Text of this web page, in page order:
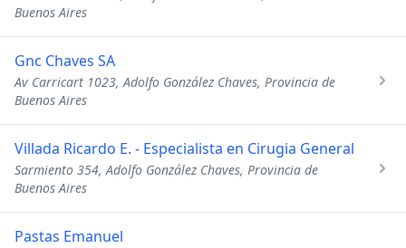
Buenos Aires
Gnc Chaves SA
Av Carricart 1023, Adolfo González Chaves, Provincia de
Buenos Aires
Villada Ricardo E. - Especialista en Cirugia General
Sarmiento 354, Adolfo González Chaves, Provincia de
Buenos Aires
Pastas Emanuel